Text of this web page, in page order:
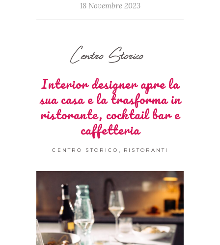
18 Novembre 2023
Centro Storico
Interior designer apre la
sua casa e la trasforma in
ristorante, cocktail bar e
caffetteria
CENTRO STORICO RISTORANTI